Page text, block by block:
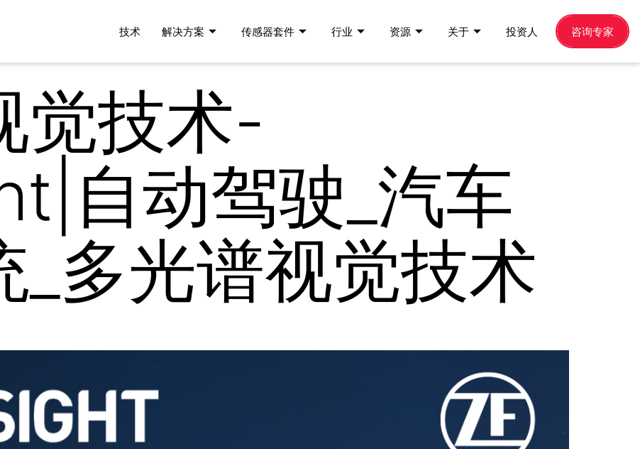
技术 解决方案 传感器套件 行业 资源 关于 投资人 咨询专家
觉技术-
自动驾驶_汽车
_多光谱视觉技术